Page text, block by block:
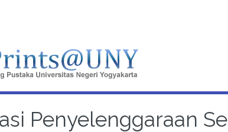
Penyelenggaraan